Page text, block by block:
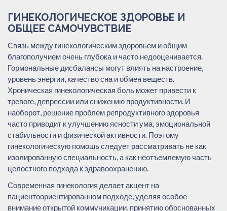
ГИНЕКОЛОГИЧЕСКОЕ ЗДОРОВЬЕ И
ОБЩЕЕ САМОЧУВСТВИЕ
Связь между гинекологическим здоровьем и общим
благополучием очень глубока и часто недооценивается.
Гормональные дисбалансы могут влиять на настроение,
уровень энергии, качество сна и обмен веществ.
Хроническая гинекологическая боль может привести к
тревоге, депрессии или снижению продуктивности. И
наоборот, решение проблем репродуктивного здоровья
часто приводит к улучшению ясности ума, эмоциональной
стабильности и физической активности. Поэтому
гинекологическую помощь следует рассматривать не как
изолированную специальность, а как неотъемлемую часть
целостного подхода к здравоохранению.
Современная гинекология делает акцент на
пациентоориентированном подходе, уделяя особое
внимание открытой коммуникации, принятию обоснованных